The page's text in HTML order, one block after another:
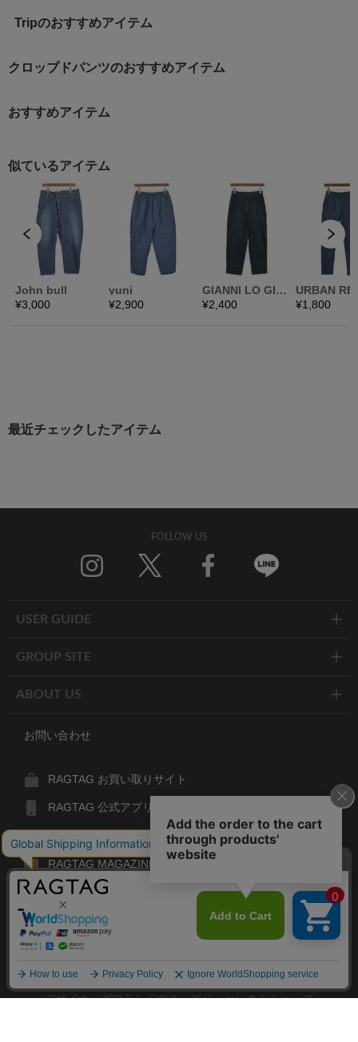
Tripのおすすめアイテム
クロップドパンツのおすすめアイテム
おすすめアイテム
最近チェックしたアイテム
FOLLOW US
USER GUIDE
GROUP SITE
ABOUT US
お問い合わせ
RAGTAG お買い取りサイト
RAGTAG 公式アプリ
RAGTAG MEMBER'S CARD
RAGTAG MAGAZINE
RAGTAG Global
RAGTAG
デザイナーズブランドのユーズド・セレクトショップ